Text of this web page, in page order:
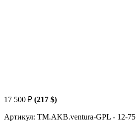
17 500 ₽ (217 $)
Артикул: TM.AKB.ventura-GPL - 12-75